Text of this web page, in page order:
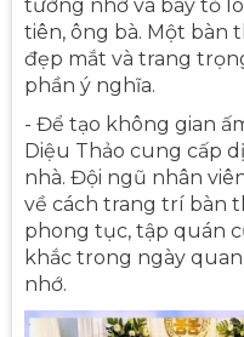
tưởng nhớ và bày tỏ
tiên, ông bà. Một bàn
đẹp mắt và trang
phần ý nghĩa.
- Để tạo không gian
Diệu Thảo cung cấp
nhà. Đội ngũ nhân
về cách trang trí bàn
phong tục, tập quán
khắc trong ngày
nhớ.